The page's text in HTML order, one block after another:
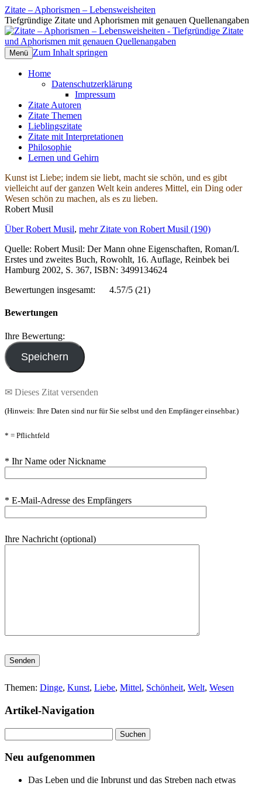
Zitate – Aphorismen – Lebensweisheiten
Tiefgründige Zitate und Aphorismen mit genauen Quellenangaben
Menü Zum Inhalt springen
Home
Datenschutzerklärung
Impressum
Zitate Autoren
Zitate Themen
Lieblingszitate
Zitate mit Interpretationen
Philosophie
Lernen und Gehirn
Kunst ist Liebe; indem sie liebt, macht sie schön, und es gibt
vielleicht auf der ganzen Welt kein anderes Mittel, ein Ding oder
Wesen schön zu machen, als es zu lieben.
Robert Musil
Über Robert Musil, mehr Zitate von Robert Musil (190)
Quelle: Robert Musil: Der Mann ohne Eigenschaften, Roman/I.
Erstes und zweites Buch, Rowohlt, 16. Auflage, Reinbek bei
Hamburg 2002, S. 367, ISBN: 3499134624
Bewertungen insgesamt:
4.57/5 (21)
Bewertungen
Ihre Bewertung:
✉ Dieses Zitat versenden
(Hinweis: Ihre Daten sind nur für Sie selbst und den Empfänger einsehbar.)
* = Pflichtfeld
* Ihr Name oder Nickname
* E-Mail-Adresse des Empfängers
Ihre Nachricht (optional)
Bitte lasse dieses Feld leer.
Themen: Dinge, Kunst, Liebe, Mittel, Schönheit, Welt, Wesen
Artikel-Navigation
nach:
Neu aufgenommen
Das Leben und die Inbrunst und das Streben nach etwas